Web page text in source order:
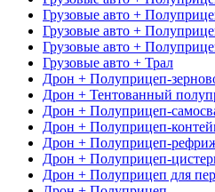
Грузовые авто +
Грузовые авто +
Грузовые авто +
Грузовые авто + Трал
Дрон + Полуприцеп-
Дрон + Тентованный
Дрон + Полуприцеп-
Дрон + Полуприцеп-
Дрон + Полуприцеп-
Дрон + Полуприцеп-
Дрон + Полуприцеп для